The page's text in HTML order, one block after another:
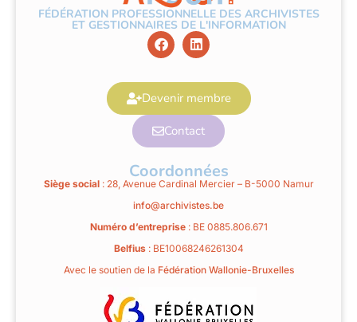
FÉDÉRATION PROFESSIONNELLE DES ARCHIVISTES
ET GESTIONNAIRES DE L'INFORMATION
Devenir membre
Contact
Coordonnées
Siège social: 28, Avenue Cardinal Mercier – B-5000 Namur
info@archivistes.be
Numéro d’entreprise: BE 0885.806.671
Belfius: BE10068246261304
Avec le soutien de la Fédération Wallonie-Bruxelles